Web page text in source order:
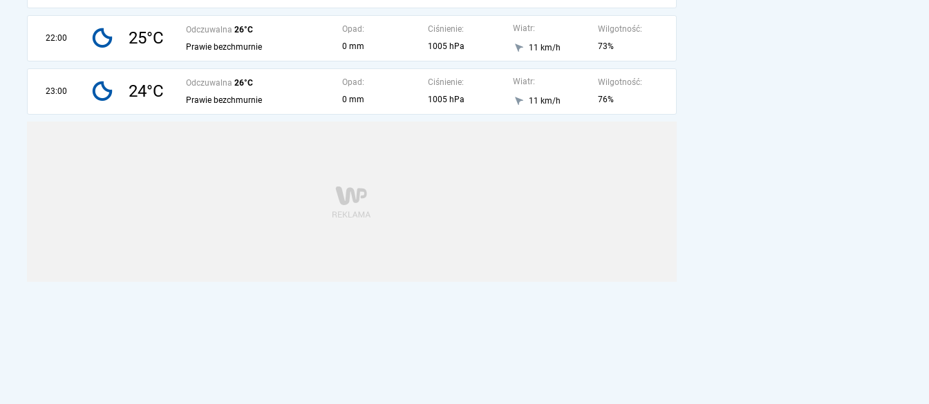
22:00 25°C Odczuwalna 26°C
Prawie bezchmurnie
Opad:
0 mm
Ciśnienie:
1005 hPa
Wiatr:
11 km/h
Wilgotność:
73%
23:00 24°C Odczuwalna 26°C
Prawie bezchmurnie
Opad:
0 mm
Ciśnienie:
1005 hPa
Wiatr:
11 km/h
Wilgotność:
76%